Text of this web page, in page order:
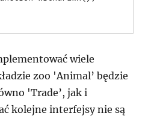
wiele
zoo 'Animal’ będzie
'Trade’, jak i
kolejne interfejsy nie są